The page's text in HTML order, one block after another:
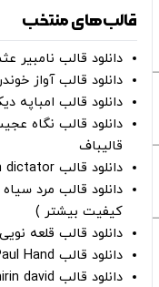
قالب‌های منتخب
دانلود قالب نامبیر
دانلود قالب آواز
دانلود قالب امباپه
دانلود قالب نگاه
قالیباف
دانلود قالب kylian dictator
کیفیت بیشتر )
دانلود قالب قلعه
دانلود قالب Oh Kevin De Bruyne - Paul Hand
دانلود قالب Gut Genug - kitschrieg ft. Shirin david